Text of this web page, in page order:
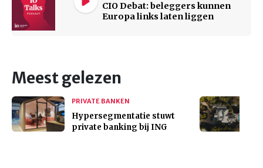
CIO Debat: beleggers kunnen
Europa links laten liggen
Meest gelezen
PRIVATE BANKEN
Hypersegmentatie stuwt
private banking bij ING